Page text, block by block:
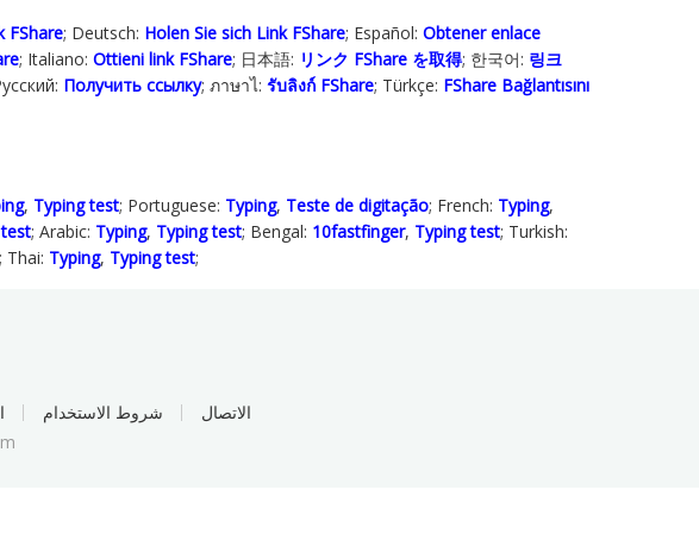
FShare; Deutsch: Holen Sie sich Link FShare; Español: Obtener enlace
; Italiano: Ottieni link FShare; 日本語: リンク FShare を取得; 한국어: 링크
Получить ссылку; ภาษาไ: รับลิงก์ FShare; Türkçe‬: FShare Bağlantısını
, Typing test; Portuguese: Typing, Teste de digitação; French: Typing,
; Arabic: Typing, Typing test; Bengal: 10fastfinger, Typing test; Turkish:
; Thai: Typing, Typing test;
شروط الاستخدام
الاتصال